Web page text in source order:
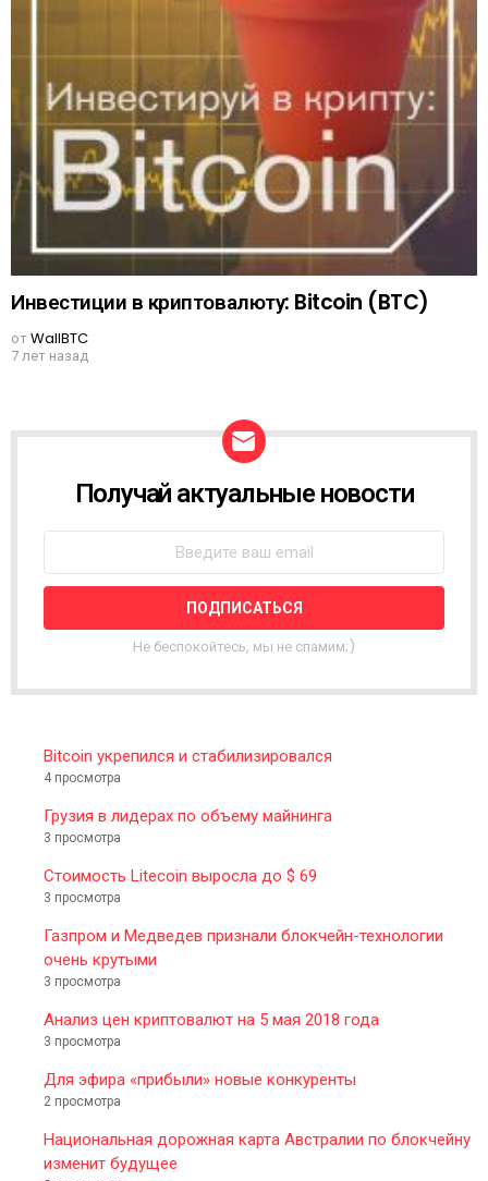
Инвестиции в криптовалюту: Bitcoin (BTC)
отWallBTC
7 лет назад
W
L
T
R
Получай актуальные новости
Не беспокойтесь, мы не спамим;)
Bitcoin укрепился и стабилизировался
4 просмотра
Грузия в лидерах по объему майнинга
3 просмотра
Стоимость Litecoin выросла до $ 69
3 просмотра
Газпром и Медведев признали блокчейн-технологии
очень крутыми
3 просмотра
Анализ цен криптовалют на 5 мая 2018 года
3 просмотра
Для эфира «прибыли» новые конкуренты
2 просмотра
Национальная дорожная карта Австралии по блокчейну
изменит будущее